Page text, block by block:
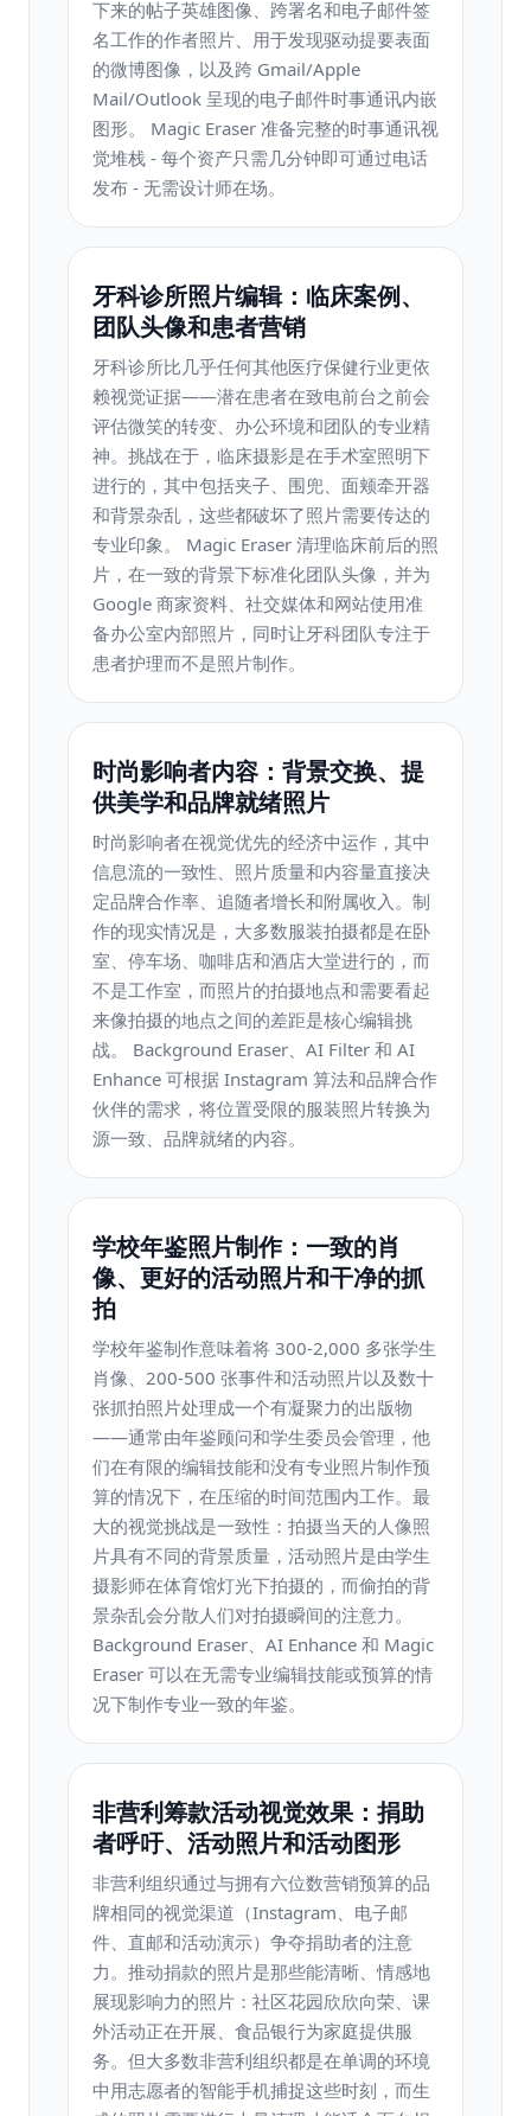
下来的帖子英雄图像、跨署名和电子邮件签
名工作的作者照片、用于发现驱动提要表面
的微博图像，以及跨 Gmail/Apple
Mail/Outlook 呈现的电子邮件时事通讯内嵌
图形。 Magic Eraser 准备完整的时事通讯视
觉堆栈 - 每个资产只需几分钟即可通过电话
发布 - 无需设计师在场。
牙科诊所照片编辑：临床案例、
团队头像和患者营销
牙科诊所比几乎任何其他医疗保健行业更依
赖视觉证据——潜在患者在致电前台之前会
评估微笑的转变、办公环境和团队的专业精
神。挑战在于，临床摄影是在手术室照明下
进行的，其中包括夹子、围兜、面颊牵开器
和背景杂乱，这些都破坏了照片需要传达的
专业印象。 Magic Eraser 清理临床前后的照
片，在一致的背景下标准化团队头像，并为
Google 商家资料、社交媒体和网站使用准
备办公室内部照片，同时让牙科团队专注于
患者护理而不是照片制作。
时尚影响者内容：背景交换、提
供美学和品牌就绪照片
时尚影响者在视觉优先的经济中运作，其中
信息流的一致性、照片质量和内容量直接决
定品牌合作率、追随者增长和附属收入。制
作的现实情况是，大多数服装拍摄都是在卧
室、停车场、咖啡店和酒店大堂进行的，而
不是工作室，而照片的拍摄地点和需要看起
来像拍摄的地点之间的差距是核心编辑挑
战。 Background Eraser、AI Filter 和 AI
Enhance 可根据 Instagram 算法和品牌合作
伙伴的需求，将位置受限的服装照片转换为
源一致、品牌就绪的内容。
学校年鉴照片制作：一致的肖
像、更好的活动照片和干净的抓
拍
学校年鉴制作意味着将 300-2,000 多张学生
肖像、200-500 张事件和活动照片以及数十
张抓拍照片处理成一个有凝聚力的出版物
——通常由年鉴顾问和学生委员会管理，他
们在有限的编辑技能和没有专业照片制作预
算的情况下，在压缩的时间范围内工作。最
大的视觉挑战是一致性：拍摄当天的人像照
片具有不同的背景质量，活动照片是由学生
摄影师在体育馆灯光下拍摄的，而偷拍的背
景杂乱会分散人们对拍摄瞬间的注意力。
Background Eraser、AI Enhance 和 Magic
Eraser 可以在无需专业编辑技能或预算的情
况下制作专业一致的年鉴。
非营利筹款活动视觉效果：捐助
者呼吁、活动照片和活动图形
非营利组织通过与拥有六位数营销预算的品
牌相同的视觉渠道（Instagram、电子邮
件、直邮和活动演示）争夺捐助者的注意
力。推动捐款的照片是那些能清晰、情感地
展现影响力的照​​片：社区花园欣欣向荣、课
外活动正在开展、食品银行为家庭提供服
务。但大多数非营利组织都是在单调的环境
中用志愿者的智能手机捕捉这些时刻，而生